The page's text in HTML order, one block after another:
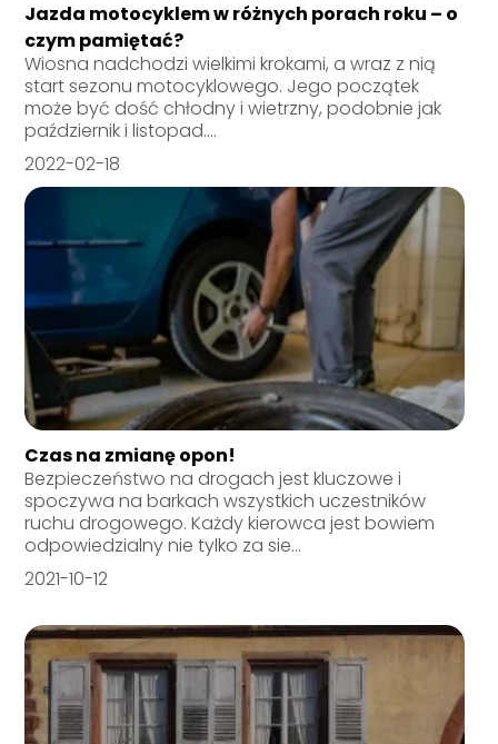
Jazda motocyklem w różnych porach roku – o
czym pamiętać?
Wiosna nadchodzi wielkimi krokami, a wraz z nią
start sezonu motocyklowego. Jego początek
może być dość chłodny i wietrzny, podobnie jak
październik i listopad....
2022-02-18
Czas na zmianę opon!
Bezpieczeństwo na drogach jest kluczowe i
spoczywa na barkach wszystkich uczestników
ruchu drogowego. Każdy kierowca jest bowiem
odpowiedzialny nie tylko za sie...
2021-10-12